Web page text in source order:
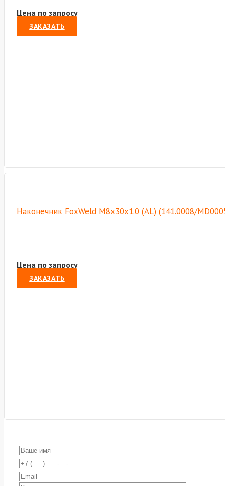
Цена по запросу
ЗАКАЗАТЬ
Наконечник FoxWeld M8х30х1.0 (AL) (141.0008/
Цена по запросу
ЗАКАЗАТЬ